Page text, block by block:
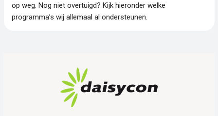
op weg. Nog niet overtuigd? Kijk hieronder welke
programma’s wij allemaal al ondersteunen.